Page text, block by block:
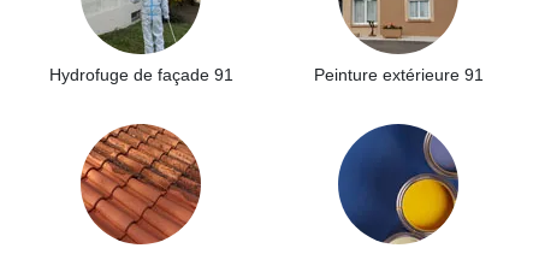
Hydrofuge de façade 91 Peinture extérieure 91